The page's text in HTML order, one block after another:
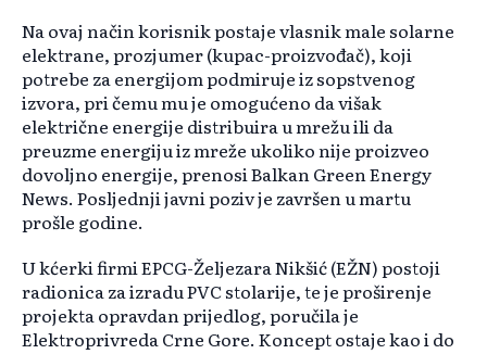
Na ovaj način korisnik postaje vlasnik male solarne
elektrane, prozjumer (kupac-proizvođač), koji
potrebe za energijom podmiruje iz sopstvenog
izvora, pri čemu mu je omogućeno da višak
električne energije distribuira u mrežu ili da
preuzme energiju iz mreže ukoliko nije proizveo
dovoljno energije, prenosi Balkan Green Energy
News. Posljednji javni poziv je završen u martu
prošle godine.
U kćerki firmi EPCG-Željezara Nikšić (EŽN) postoji
radionica za izradu PVC stolarije, te je proširenje
projekta opravdan prijedlog, poručila je
Elektroprivreda Crne Gore. Koncept ostaje kao i do